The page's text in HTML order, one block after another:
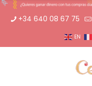
+34 640 08 67 75
EN